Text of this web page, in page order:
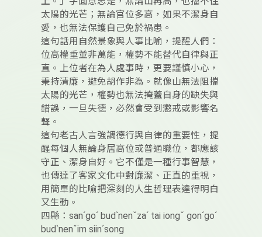
太陽的光芒；無論官位多高，如果不潔身自
愛，也無法保護自己免於禍患。
這句話用自然景象與人事比喻，提醒人們：
位高權重並非萬能，權勢不能替代自律與正
直。上位者在為人處事時，更要謹慎小心，
秉持清廉，避免胡作非為。就像山無法阻擋
太陽的光芒，權勢也無法掩蓋自身的缺失與
錯誤，一旦失德，必然會受到懲戒或影響名
聲。
這句老古人言強調德行與自律的重要性，提
醒每個人無論身居高位或普通職位，都應該
守正、潔身自好。它不僅是一種行事智慧，
也傳達了客家文化中對廉潔、正直的重視，
用簡單的比喻把深刻的人生哲理表達得明白
又生動。
四縣：sanˊgoˊ budˋnenˇzaˊ tai iongˇ gonˊgoˊ
budˋnenˇim siinˊsong